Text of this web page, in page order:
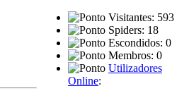
Visitantes: 593
Spiders: 18
Escondidos: 0
Membros: 0
Utilizadores
Online: